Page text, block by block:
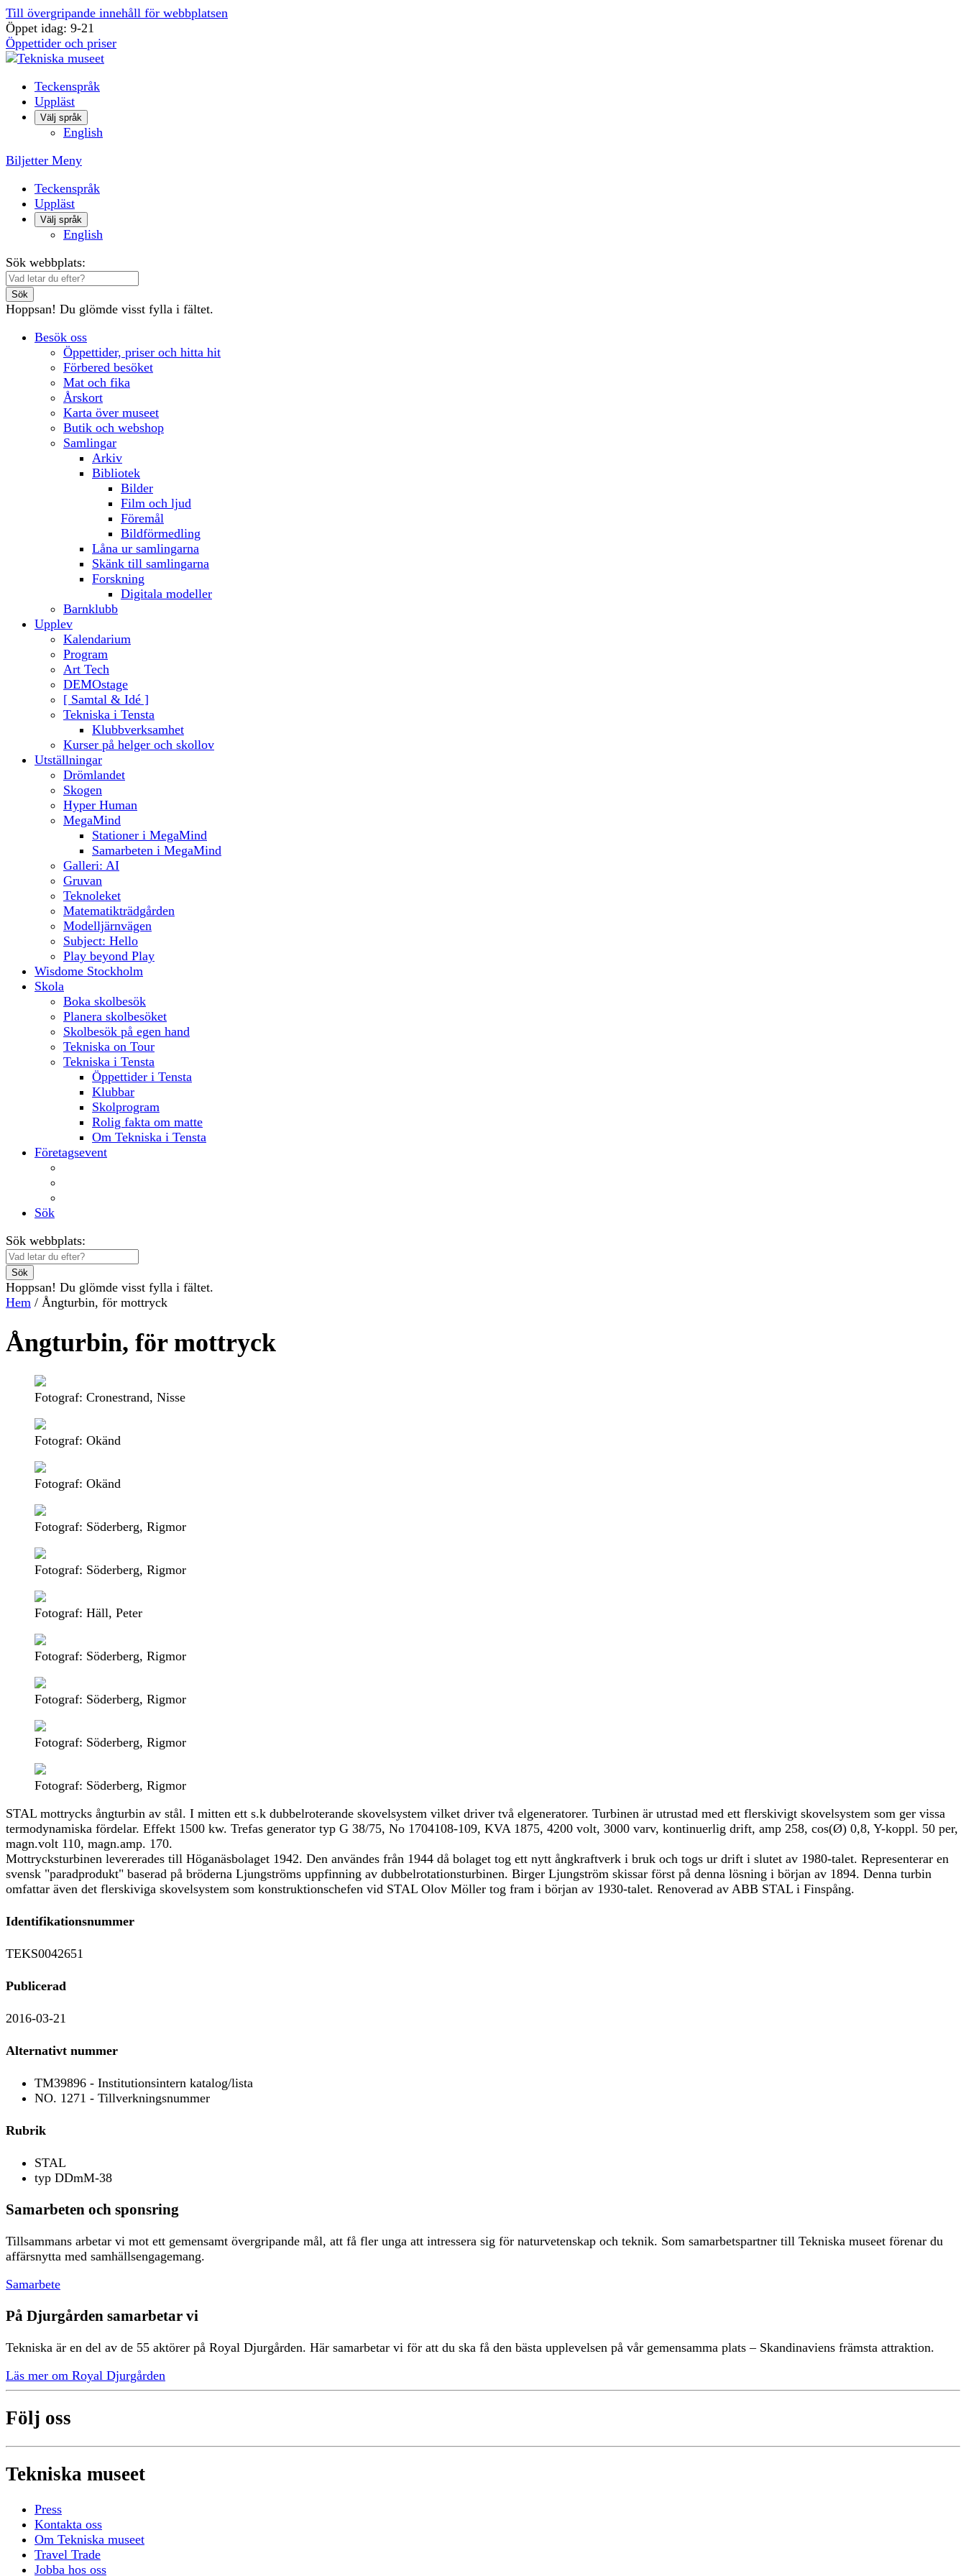
Till övergripande innehåll för webbplatsen
Öppet idag: 9-21
Öppettider och priser
Teckenspråk
Uppläst
Välj språk
English
Biljetter Meny
Teckenspråk
Uppläst
Välj språk
English
Sök webbplats:
Sök
Hoppsan! Du glömde visst fylla i fältet.
Besök oss
Öppettider, priser och hitta hit
Förbered besöket
Mat och fika
Årskort
Karta över museet
Butik och webshop
Samlingar
Arkiv
Bibliotek
Bilder
Film och ljud
Föremål
Bildförmedling
Låna ur samlingarna
Skänk till samlingarna
Forskning
Digitala modeller
Barnklubb
Upplev
Kalendarium
Program
Art Tech
DEMOstage
[ Samtal & Idé ]
Tekniska i Tensta
Klubbverksamhet
Kurser på helger och skollov
Utställningar
Drömlandet
Skogen
Hyper Human
MegaMind
Stationer i MegaMind
Samarbeten i MegaMind
Galleri: AI
Gruvan
Teknoleket
Matematikträdgården
Modelljärnvägen
Subject: Hello
Play beyond Play
Wisdome Stockholm
Skola
Boka skolbesök
Planera skolbesöket
Skolbesök på egen hand
Tekniska on Tour
Tekniska i Tensta
Öppettider i Tensta
Klubbar
Skolprogram
Rolig fakta om matte
Om Tekniska i Tensta
Företagsevent
Sök
Sök webbplats:
Sök
Hoppsan! Du glömde visst fylla i fältet.
Hem / Ångturbin, för mottryck
Ångturbin, för mottryck
Fotograf: Cronestrand, Nisse
Fotograf: Okänd
Fotograf: Okänd
Fotograf: Söderberg, Rigmor
Fotograf: Söderberg, Rigmor
Fotograf: Häll, Peter
Fotograf: Söderberg, Rigmor
Fotograf: Söderberg, Rigmor
Fotograf: Söderberg, Rigmor
Fotograf: Söderberg, Rigmor
STAL mottrycks ångturbin av stål. I mitten ett s.k dubbelroterande skovelsystem vilket driver två elgeneratorer. Turbinen är utrustad med ett flerskivigt skovelsystem som ger vissa
termodynamiska fördelar. Effekt 1500 kw. Trefas generator typ G 38/75, No 1704108-109, KVA 1875, 4200 volt, 3000 varv, kontinuerlig drift, amp 258, cos(Ø) 0,8, Y-koppl. 50 per,
magn.volt 110, magn.amp. 170.
Mottrycksturbinen levererades till Höganäsbolaget 1942. Den användes från 1944 då bolaget tog ett nytt ångkraftverk i bruk och togs ur drift i slutet av 1980-talet. Representerar en
svensk "paradprodukt" baserad på bröderna Ljungströms uppfinning av dubbelrotationsturbinen. Birger Ljungström skissar först på denna lösning i början av 1894. Denna turbin
omfattar även det flerskiviga skovelsystem som konstruktionschefen vid STAL Olov Möller tog fram i början av 1930-talet. Renoverad av ABB STAL i Finspång.
Identifikationsnummer
TEKS0042651
Publicerad
2016-03-21
Alternativt nummer
TM39896 - Institutionsintern katalog/lista
NO. 1271 - Tillverkningsnummer
Rubrik
STAL
typ DDmM-38
Samarbeten och sponsring
Tillsammans arbetar vi mot ett gemensamt övergripande mål, att få fler unga att intressera sig för naturvetenskap och teknik. Som samarbetspartner till Tekniska museet förenar du
affärsnytta med samhällsengagemang.
Samarbete
På Djurgården samarbetar vi
Tekniska är en del av de 55 aktörer på Royal Djurgården. Här samarbetar vi för att du ska få den bästa upplevelsen på vår gemensamma plats – Skandinaviens främsta attraktion.
Läs mer om Royal Djurgården
Följ oss
Tekniska museet
Press
Kontakta oss
Om Tekniska museet
Travel Trade
Jobba hos oss